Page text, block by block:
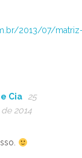
2013/07/
Cia
25
2014